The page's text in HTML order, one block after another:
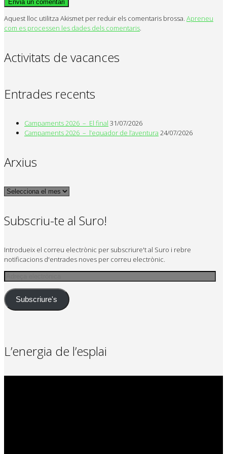
Aquest lloc utilitza Akismet per reduir els comentaris brossa. Apreneu
com es processen les dades dels comentaris.
Activitats de vacances
Entrades recents
Campaments 2026 – El final 31/07/2026
Campaments 2026 – l’equador de l’aventura 24/07/2026
Arxius
Arxius
Subscriu-te al Suro!
Introdueix el correu electrònic per subscriure't al Suro i rebre
notificacions d'entrades noves per correu electrònic.
Subscriure's
L’energia de l’esplai